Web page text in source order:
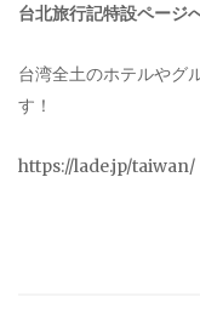
台北旅行記特設ページ
台湾全土のホテルやグ
す！
https://lade.jp/taiwan/